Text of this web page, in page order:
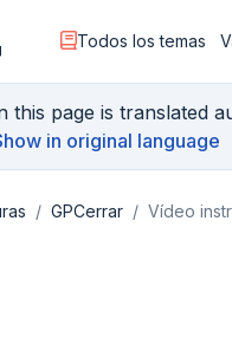
Todos los temas
this page is translated
in original language
/ GPCerrar / Vídeo